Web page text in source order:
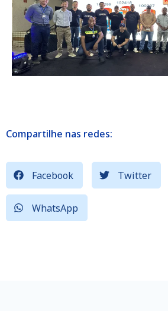
Compartilhe nas redes:
Facebook Twitter
WhatsApp